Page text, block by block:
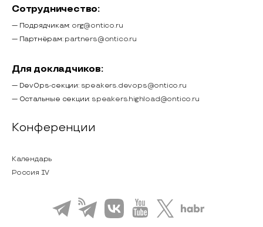
Сотрудничество:
— Подрядчикам: org@ontico.ru
— Партнёрам: partners@ontico.ru
Для докладчиков:
— DevOps-секции: speakers.devops@ontico.ru
— Остальные секции: speakers.highload@ontico.ru
Конференции
Календарь
Россия IV